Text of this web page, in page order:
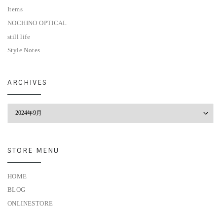
Items
NOCHINO OPTICAL
still life
Style Notes
ARCHIVES
STORE MENU
HOME
BLOG
ONLINESTORE